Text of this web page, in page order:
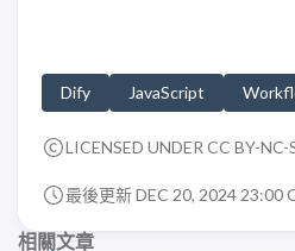
Dify JavaScript
LICENSED UNDER CC BY-NC-
最後更新 DEC 20, 2024 23:00
相關文章